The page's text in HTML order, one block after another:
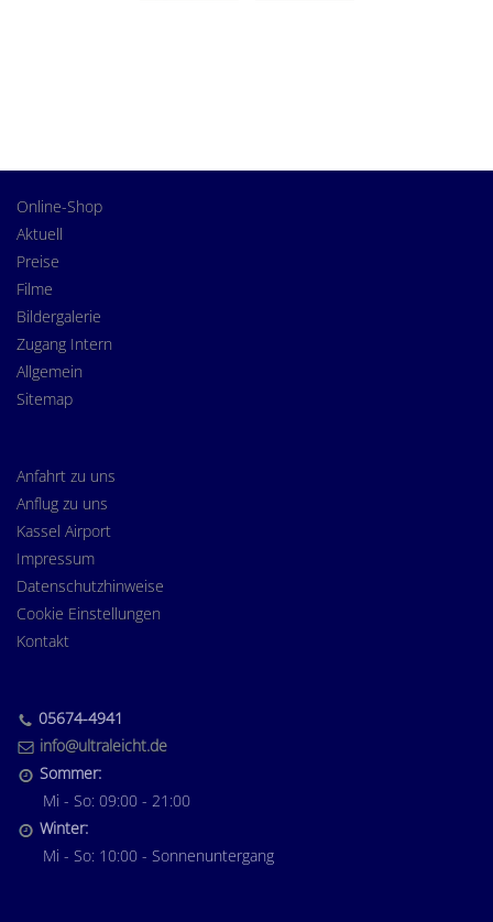
Online-Shop
Aktuell
Preise
Filme
Bildergalerie
Zugang Intern
Allgemein
Sitemap
Anfahrt zu uns
Anflug zu uns
Kassel Airport
Impressum
Datenschutzhinweise
Cookie Einstellungen
Kontakt
05674-4941
info@ultraleicht.de
Sommer:
Mi - So: 09:00 - 21:00
Winter:
Mi - So: 10:00 - Sonnenuntergang